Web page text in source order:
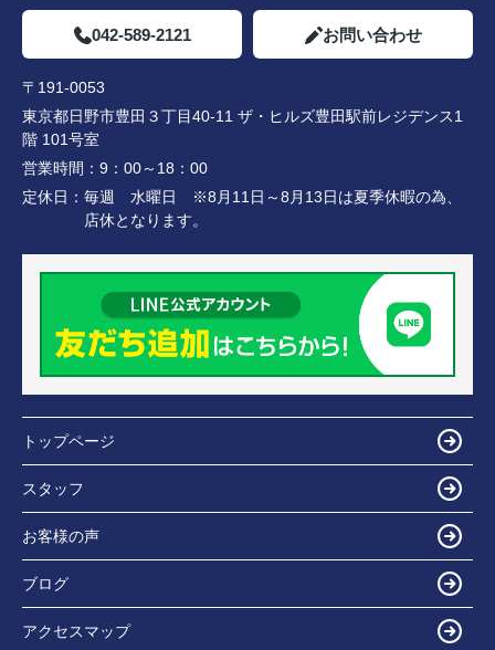
042-589-2121 お問い合わせ
〒191-0053
東京都日野市豊田３丁目40-11 ザ・ヒルズ豊田駅前レジデンス1
階 101号室
営業時間： 9：00～18：00
定休日： 毎週 水曜日 ※8月11日～8月13日は夏季休暇の為、
店休となります。
トップページ
スタッフ
お客様の声
ブログ
アクセスマップ